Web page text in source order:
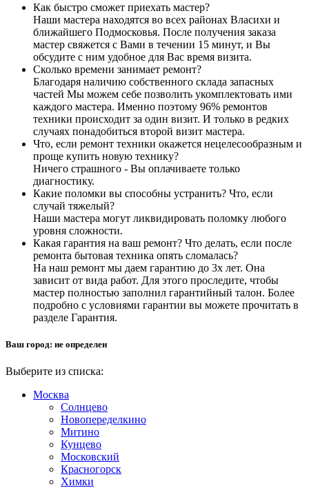
Как быстро сможет приехать мастер?
Наши мастера находятся во всех районах Власихи и
ближайшего Подмосковья. После получения заказа
мастер свяжется с Вами в течении 15 минут, и Вы
обсудите с ним удобное для Вас время визита.
Сколько времени занимает ремонт?
Благодаря наличию собственного склада запасных
частей Мы можем себе позволить укомплектовать ими
каждого мастера. Именно поэтому 96% ремонтов
техники происходит за один визит. И только в редких
случаях понадобиться второй визит мастера.
Что, если ремонт техники окажется нецелесообразным и
проще купить новую технику?
Ничего страшного - Вы оплачиваете только
диагностику.
Какие поломки вы способны устранить? Что, если
случай тяжелый?
Наши мастера могут ликвидировать поломку любого
уровня сложности.
Какая гарантия на ваш ремонт? Что делать, если после
ремонта бытовая техника опять сломалась?
На наш ремонт мы даем гарантию до 3х лет. Она
зависит от вида работ. Для этого проследите, чтобы
мастер полностью заполнил гарантийный талон. Более
подробно с условиями гарантии вы можете прочитать в
разделе Гарантия.
Ваш город: не определен
Выберите из списка:
Москва
Солнцево
Новопеределкино
Митино
Кунцево
Московский
Красногорск
Химки